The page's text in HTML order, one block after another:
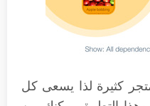
كثيرة لذا يسعى كل